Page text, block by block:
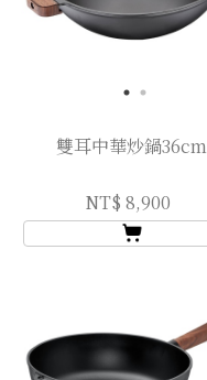
雙耳中華炒鍋36cm
NT$ 8,900